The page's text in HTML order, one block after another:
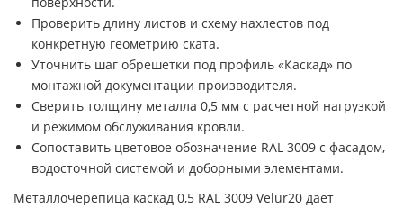
Проверить длину листов и схему нахлестов под
конкретную геометрию ската.
Уточнить шаг обрешетки под профиль «Каскад» по
монтажной документации производителя.
Сверить толщину металла 0,5 мм с расчетной нагрузкой
и режимом обслуживания кровли.
Сопоставить цветовое обозначение RAL 3009 с фасадом,
водосточной системой и доборными элементами.
Металлочерепица каскад 0,5 RAL 3009 Velur20 дает